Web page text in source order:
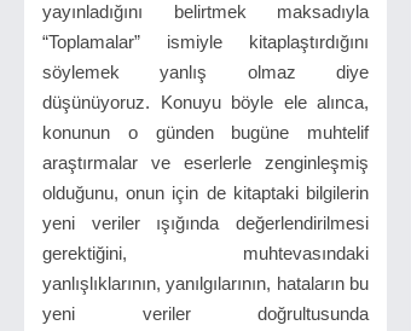
yayınladığını belirtmek maksadıyla
“Toplamalar” ismiyle kitaplaştırdığını
söylemek yanlış olmaz diye
düşünüyoruz. Konuyu böyle ele alınca,
konunun o günden bugüne muhtelif
araştırmalar ve eserlerle zenginleşmiş
olduğunu, onun için de kitaptaki bilgilerin
yeni veriler ışığında değerlendirilmesi
gerektiğini, muhtevasındaki
yanlışlıklarının, yanılgılarının, hataların bu
yeni veriler doğrultusunda